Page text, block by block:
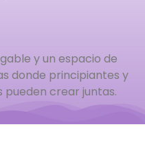
y un espacio de
donde principiantes y
crear juntas.